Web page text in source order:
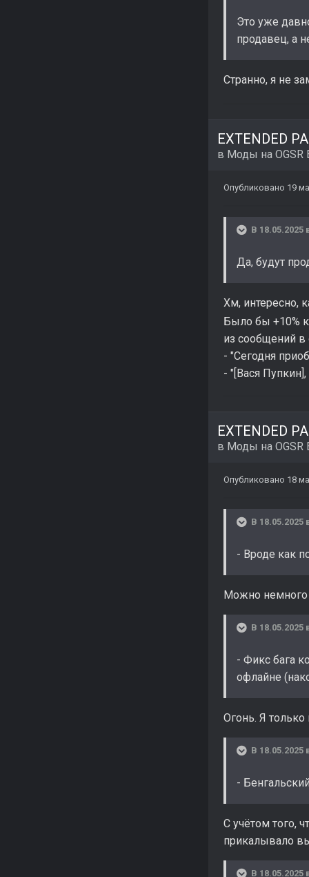
Это уже
продавец, а
Странно, я не
EXTENDED
в Моды на OGSR
Опубликовано 19
В 18.05.2025
Да, будут
Хм, интересно,
Было бы +10%
из сообщений в
- "Сегодня
- "[Вася
EXTENDED
в Моды на OGSR
Опубликовано 18
В 18.05.2025
- Вроде как
Можно немного
В 18.05.2025
- Фикс бага
офлайне
Огонь. Я
В 18.05.2025
-
С учётом того,
прикалывало
В 18.05.2025